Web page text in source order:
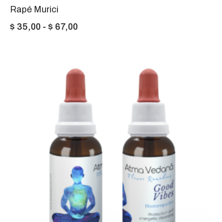
Rapé Murici
$ 35,00 - $ 67,00Rango
desde
$ 35,00
hasta
$ 67,00